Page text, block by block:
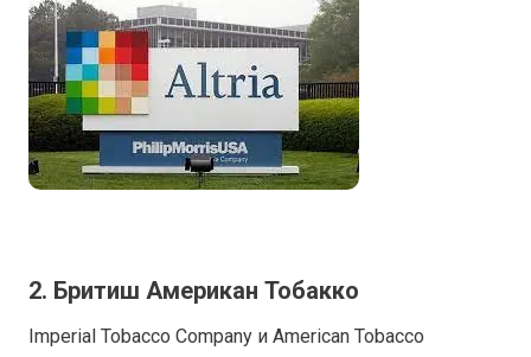
2. Бритиш Американ Тобакко
Imperial Tobacco Company и American Tobacco